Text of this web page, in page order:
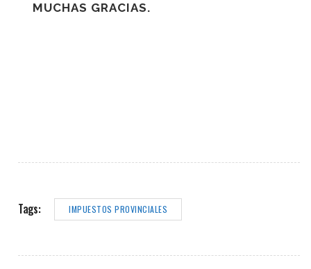
MUCHAS GRACIAS.
Tags: IMPUESTOS PROVINCIALES